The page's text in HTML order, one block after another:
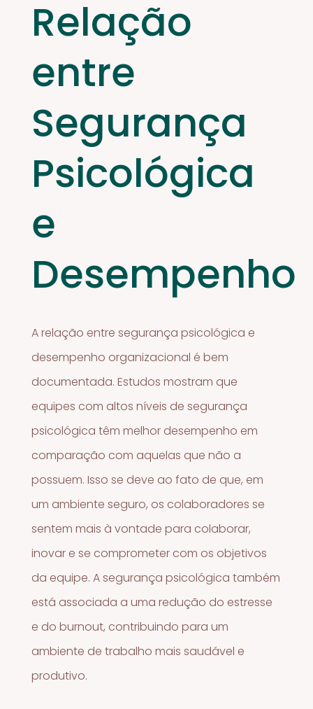
Relação
entre
Segurança
Psicológica
e
Desempenho
A relação entre segurança psicológica e
desempenho organizacional é bem
documentada. Estudos mostram que
equipes com altos níveis de segurança
psicológica têm melhor desempenho em
comparação com aquelas que não a
possuem. Isso se deve ao fato de que, em
um ambiente seguro, os colaboradores se
sentem mais à vontade para colaborar,
inovar e se comprometer com os objetivos
da equipe. A segurança psicológica também
está associada a uma redução do estresse
e do burnout, contribuindo para um
ambiente de trabalho mais saudável e
produtivo.